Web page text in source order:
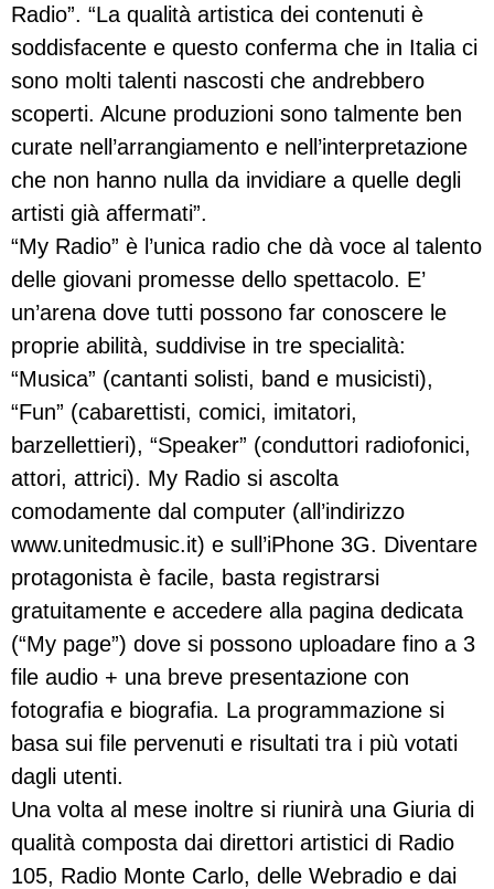
Radio”. “La qualità artistica dei contenuti è
soddisfacente e questo conferma che in Italia ci
sono molti talenti nascosti che andrebbero
scoperti. Alcune produzioni sono talmente ben
curate nell’arrangiamento e nell’interpretazione
che non hanno nulla da invidiare a quelle degli
artisti già affermati”.
“My Radio” è l’unica radio che dà voce al talento
delle giovani promesse dello spettacolo. E’
un’arena dove tutti possono far conoscere le
proprie abilità, suddivise in tre specialità:
“Musica” (cantanti solisti, band e musicisti),
“Fun” (cabarettisti, comici, imitatori,
barzellettieri), “Speaker” (conduttori radiofonici,
attori, attrici). My Radio si ascolta
comodamente dal computer (all’indirizzo
www.unitedmusic.it) e sull’iPhone 3G. Diventare
protagonista è facile, basta registrarsi
gratuitamente e accedere alla pagina dedicata
(“My page”) dove si possono uploadare fino a 3
file audio + una breve presentazione con
fotografia e biografia. La programmazione si
basa sui file pervenuti e risultati tra i più votati
dagli utenti.
Una volta al mese inoltre si riunirà una Giuria di
qualità composta dai direttori artistici di Radio
105, Radio Monte Carlo, delle Webradio e dai